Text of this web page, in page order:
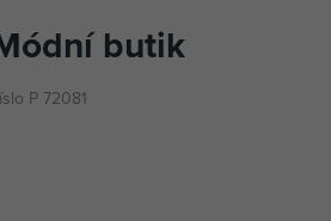
butik
P 72081